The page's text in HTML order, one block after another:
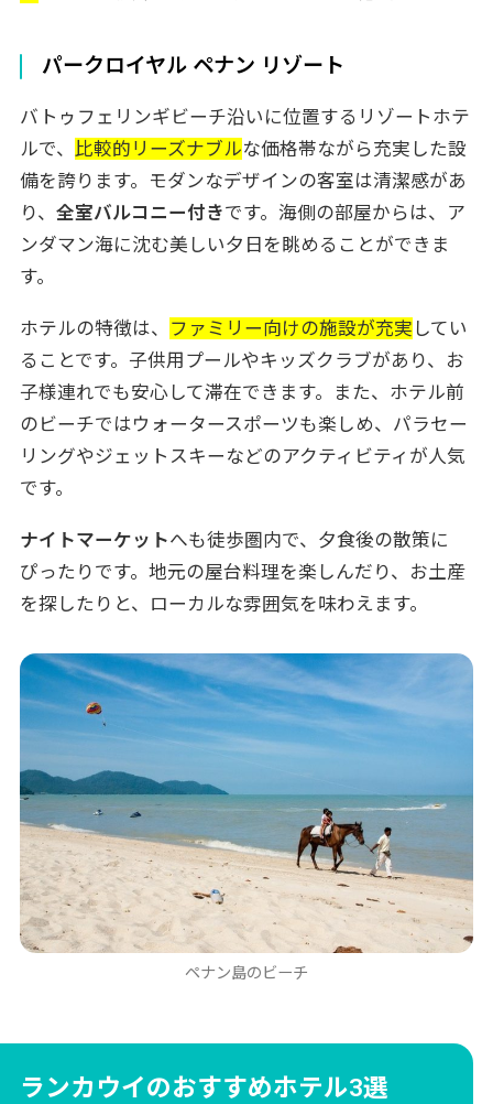
パークロイヤル ペナン リゾート
バトゥフェリンギビーチ沿いに位置するリゾートホテ
ルで、 比較的リーズナブルな価格帯ながら充実した設
備を誇ります。モダンなデザインの客室は清潔感があ
り、 全室バルコニー付きです。海側の部屋からは、ア
ンダマン海に沈む美しい夕日を眺めることができま
す。
ホテルの特徴は、 ファミリー向けの施設が充実 してい
ることです。子供用プールやキッズクラブがあり、お
子様連れでも安心して滞在できます。また、ホテル前
のビーチではウォータースポーツも楽しめ、パラセー
リングやジェットスキーなどのアクティビティが人気
です。
ナイトマーケットへも徒歩圏内で、夕食後の散策に
ぴったりです。地元の屋台料理を楽しんだり、お土産
を探したりと、ローカルな雰囲気を味わえます。
ペナン島のビーチ
ランカウイのおすすめホテル3選